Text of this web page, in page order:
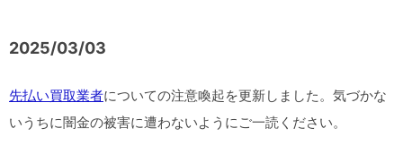
2025/03/03
先払い買取業者についての注意喚起を更新しました。気づかな
いうちに闇金の被害に遭わないようにご一読ください。